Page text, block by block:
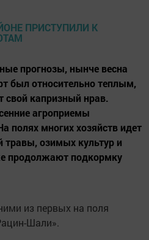
прогнозы, нынче весна
был относительно теплым,
свой капризный нрав.
агроприемы
полях многих хозяйств идет
травы, озимых культур и
продолжают подкормку
из первых на поля
Шали».